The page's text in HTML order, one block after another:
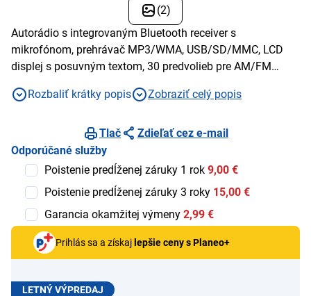
(2)
Autorádio s integrovaným Bluetooth receiver s
mikrofónom, prehrávač MP3/WMA, USB/SD/MMC, LCD
displej s posuvným textom, 30 predvolieb pre AM/FM
Rozbaliť krátky popis
Zobraziť celý popis
Tlač
Zdieľať cez e-mail
Odporúčané služby
Poistenie predĺženej záruky 1 rok 9,00 €
Poistenie predĺženej záruky 3 roky 15,00 €
Garancia okamžitej výmeny 2,99 €
Prihlás sa a získaj lepšie ceny s Planeo+
LETNÝ VÝPREDAJ